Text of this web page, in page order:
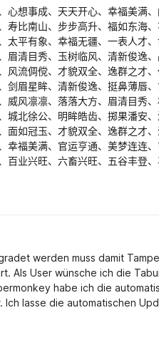
心想事成、天天开心、幸福美满
寿比南山、步步高升、福如东海
太平有象、幸福无疆、一表人才
眉清目秀、玉树临风、清新俊逸
风流倜傥、才貌双全、逸群之才
剑眉星眸、清新俊逸、挺鼻薄唇
威风凛凛、落落大方、眉清目秀
城北徐公、明眸皓齿、掷果潘安
面如冠玉、才貌双全、逸群之才
幸福美满、官运亨通、美梦连连
百业兴旺、六畜兴旺、五谷丰登
werden muss damit
Als User wünsche ich die
habe ich die
Ich lasse die automatischen